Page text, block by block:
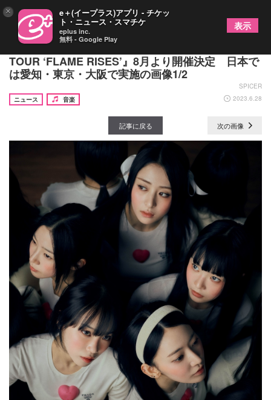
LE SSERAFIM、初ツアー『2023 LE SSERAFIM
TOUR ‘FLAME RISES’』8月より開催決定 日本で
は愛知・東京・大阪で実施の画像1/2
SPICER
ニュース
音楽 2023.6.28
記事に戻る 次の画像
× e＋(イープラス)アプリ - チケッ
ト・ニュース・スマチケ
eplus inc.
無料 - Google Play
表示